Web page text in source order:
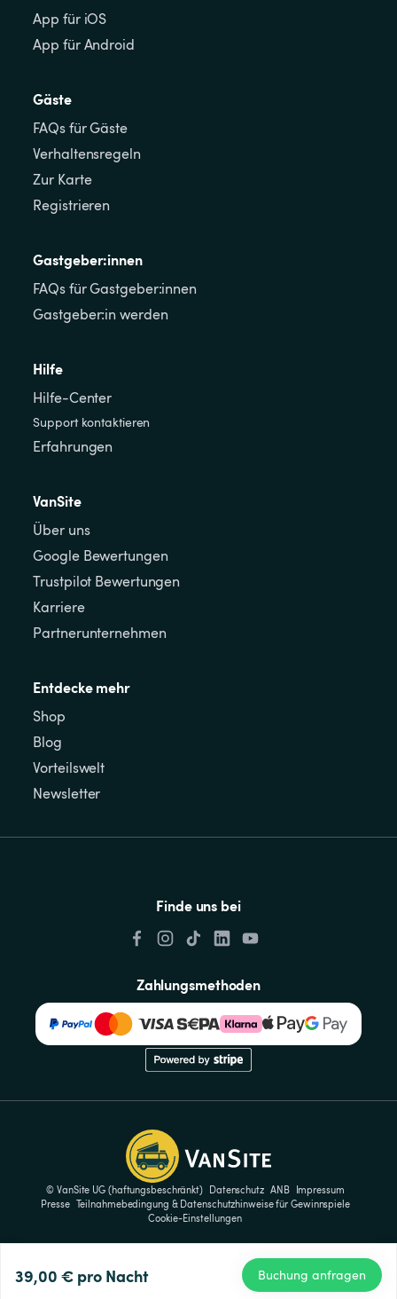
39,00 € pro Nacht Buchung anfragen
App für iOS
App für Android
Gäste
FAQs für Gäste
Verhaltensregeln
Zur Karte
Registrieren
Gastgeber:innen
FAQs für Gastgeber:innen
Gastgeber:in werden
Hilfe
Hilfe-Center
Support kontaktieren
Erfahrungen
VanSite
Über uns
Google Bewertungen
Trustpilot Bewertungen
Karriere
Partnerunternehmen
Entdecke mehr
Shop
Blog
Vorteilswelt
Newsletter
Finde uns bei
Zahlungsmethoden
© VanSite UG (haftungsbeschränkt) Datenschutz ANB
Impressum
Presse Teilnahmebedingung & Datenschutzhinweise für Gewinnspiele
Cookie-Einstellungen